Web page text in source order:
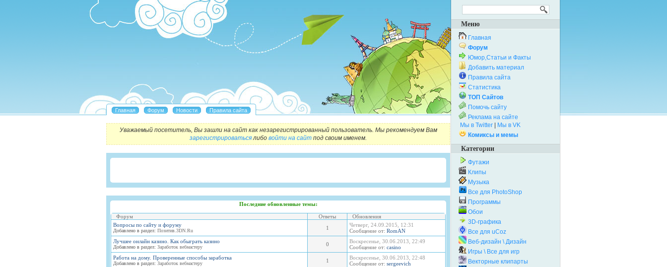
Уважаемый посетитель, Вы зашли на сайт как незарегистрированный пользователь. Мы рекомендуем Вам
зарегистрироватьсялибо войти на сайт под своим именем.
Последние обновленные темы:
Форум Ответы
Обновления
Вопросы по сайту и форуму
Добавлено в раздел: Позитив.3DN.Ru 1
Четверг, 24.09.2015, 12:31
Сообщение от: RomAN
Лучшее онлайн казино. Как обыграть казино
Добавлено в раздел: Заработок вебмастеру 0
Воскресенье, 30.06.2013, 22:49
Сообщение от: casino
Работа на дому. Проверенные способы заработка
Добавлено в раздел: Заработок вебмастеру 1
Воскресенье, 30.06.2013, 22:48
Сообщение от: sergeevich
Меню
Главная
Форум
Юмор,Статьи и Факты
Добавить материал
Правила сайта
Статистика
ТОП Сайтов
Помочь сайту
Реклама на сайте
Мы в Twitter
Мы в VK
Комиксы и мемы
Категории
Футажи
Клипы
Музыка
Все для PhotoShop
Программы
Обои
3D-графика
Все для uCoz
Веб-дизайн \ Дизайн
Игры \ Все для игр
Векторные клипарты